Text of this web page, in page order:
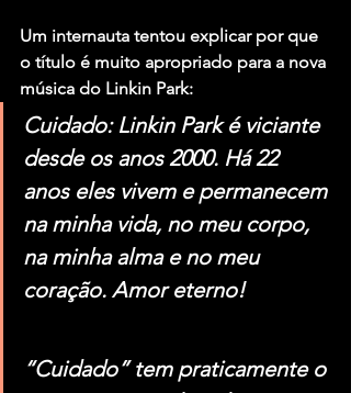
Um internauta tentou explicar por que
o título é muito apropriado para a nova
música do Linkin Park:
Cuidado: Linkin Park é viciante
desde os anos 2000. Há 22
anos eles vivem e permanecem
na minha vida, no meu corpo,
na minha alma e no meu
coração. Amor eterno!
“Cuidado” tem praticamente o